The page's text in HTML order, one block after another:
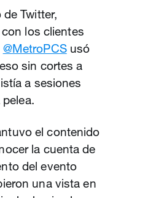
Twitter,
los clientes
@MetroPCSusó
sin cortes a
a sesiones
el contenido
la cuenta de
del evento
una vista en